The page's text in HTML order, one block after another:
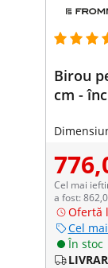
Birou
cm -
Cel mai
a fost:
Ofertă
Cel
În stoc